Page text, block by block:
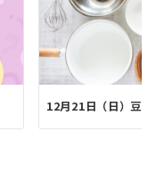
12月21日（日）豆